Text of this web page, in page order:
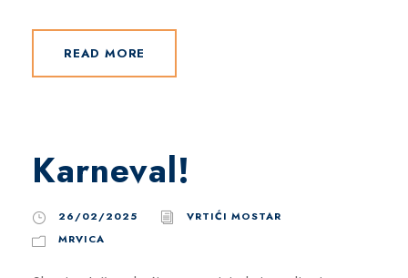
READ MORE
Karneval!
26/02/2025
VRTIĆI MOSTAR
MRVICA